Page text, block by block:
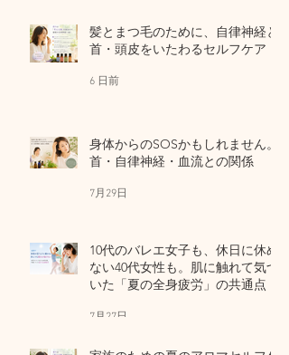
髪とまつ毛のために、自律神経と
首・頭皮をいたわるセルフケア
6 日前
身体からのSOSかもしれません。
首・自律神経・血流との関係
7月29日
10代のバレエ女子も、休日に休め
ない40代女性も。肌に触れて気づ
いた「夏の全身疲労」の共通点
7月27日